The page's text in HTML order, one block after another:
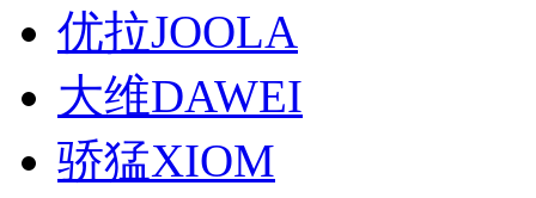
优拉JOOLA
大维DAWEI
骄猛XIOM